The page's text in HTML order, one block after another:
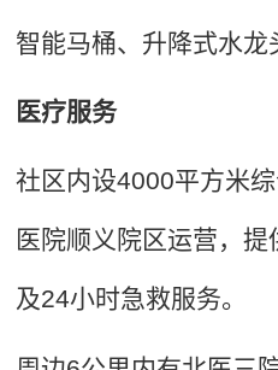
智能马桶、升降式水龙
医疗服务
社区内设4000平方米
医院顺义院区运营，
及24小时急救服务。